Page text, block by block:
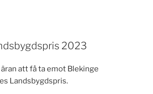
2023
att få ta emot Blekinge
Landsbygdspris.